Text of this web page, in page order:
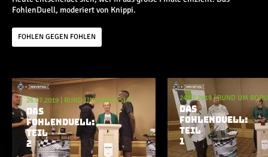
Europa League
Testspiele
News
Interviews
Pressekonferenzen
Rund um Borussia
Trainingslager
FohlenDuell, moderiert von Knippi.
FOHLEN GEGEN FOHLEN
Aktuelle Playlist
26.07.2019 RUND UM BORUSSIA
DAS
FOHLENDUELL:
TEIL
2
24.07.2019|RUND UM
DAS
FOHLENDUELL:
TEIL
1